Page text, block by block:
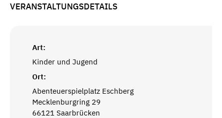
VERANSTALTUNGSDETAILS
Art:
Kinder und Jugend
Ort:
Abenteuerspielplatz Eschberg
Mecklenburgring 29
66121 Saarbrücken